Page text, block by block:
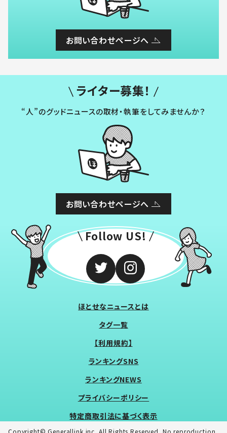
お問い合わせページへ
ライター募集！
“人”のグッドニュースの取材・執筆をしてみませんか？
お問い合わせページへ
Follow US!
ほとせなニュースとは
タグ一覧
【利用規約】
ランキングSNS
ランキングNEWS
プライバシーポリシー
特定商取引法に基づく表示